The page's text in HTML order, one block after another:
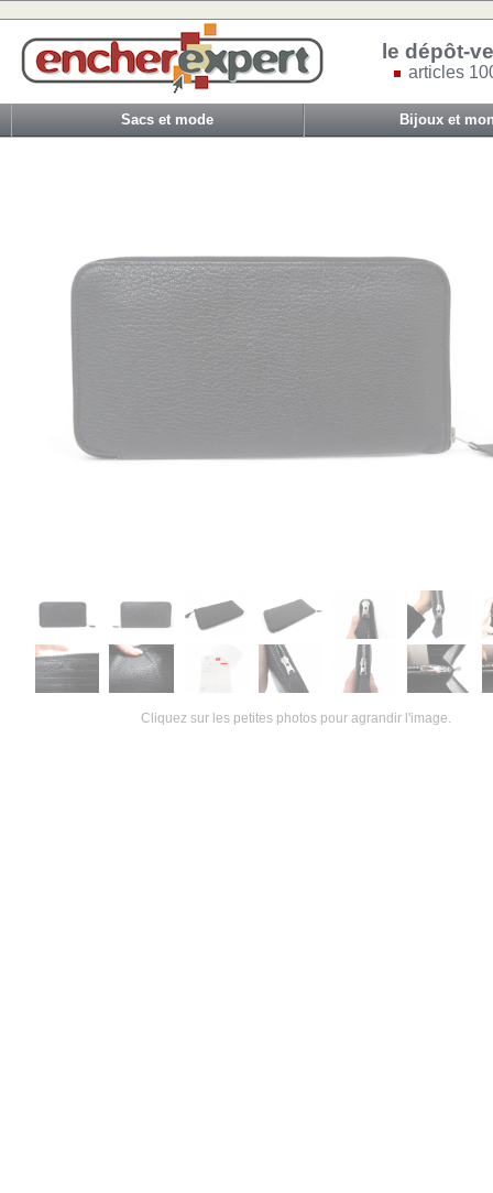
le dépôt-
articles
Sacs et mode Bijoux et
Cliquez sur les petites photos pour agrandir l'image.